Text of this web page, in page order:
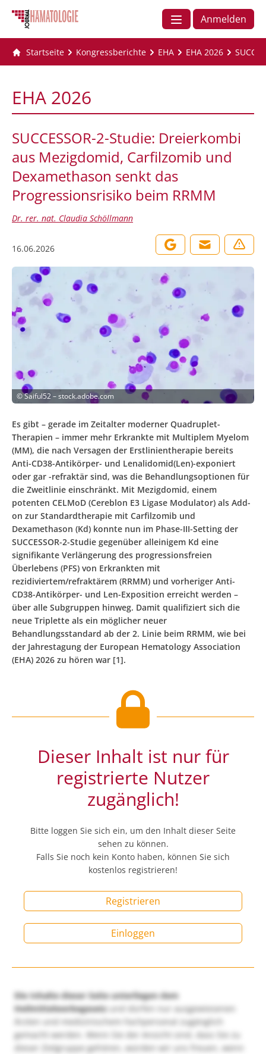
Anmelden
Startseite Kongressberichte EHA EHA 2026
EHA 2026
SUCCESSOR-2-Studie: Dreierkombi
aus Mezigdomid, Carfilzomib und
Dexamethason senkt das
Progressionsrisiko beim RRMM
Dr. rer. nat. Claudia Schöllmann
16.06.2026
©Saiful52 – stock.adobe.com
Es gibt – gerade im Zeitalter moderner Quadruplet-
Therapien – immer mehr Erkrankte mit Multiplem Myelom
(MM), die nach Versagen der Erstlinientherapie bereits
Anti-CD38-Antikörper- und Lenalidomid(Len)-exponiert
oder gar -refraktär sind, was die Behandlungsoptionen für
die Zweitlinie einschränkt. Mit Mezigdomid, einem
potenten CELMoD (Cereblon E3 Ligase Modulator) als Add-
on zur Standardtherapie mit Carfilzomib und
Dexamethason (Kd) konnte nun im Phase-III-Setting der
SUCCESSOR-2-Studie gegenüber alleinigem Kd eine
signifikante Verlängerung des progressionsfreien
Überlebens (PFS) von Erkrankten mit
rezidiviertem/refraktärem (RRMM) und vorheriger Anti-
CD38-Antikörper- und Len-Exposition erreicht werden –
über alle Subgruppen hinweg. Damit qualifiziert sich die
neue Triplette als ein möglicher neuer
Behandlungsstandard ab der 2. Linie beim RRMM, wie bei
der Jahrestagung der European Hematology Association
(EHA) 2026 zu hören war [1].
Dieser Inhalt ist nur für
registrierte Nutzer
zugänglich!
Bitte loggen Sie sich ein, um den Inhalt dieser Seite
sehen zu können.
Falls Sie noch kein Konto haben, können Sie sich
kostenlos registrieren!
Registrieren
Einloggen
Die Inhalte dieser Seite unterliegen dem
Heilmittelwerbegesetzund dürfen nur ausgewiesenen
Ärzten und medizinischem Fachpersonal zugänglich
gemacht werden. Wenn Sie der Ansicht sind, dass Sie zu
dieser Zielgruppe gehören, würden wir uns freuen, wenn